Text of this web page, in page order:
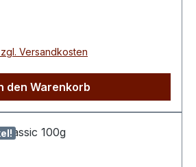
Energie 1488 kJ / 351 kcal
Fettsäuren 1,04 g
g davon Zucker 69,6 g
0,24 g
Versandkosten
den Warenkorb